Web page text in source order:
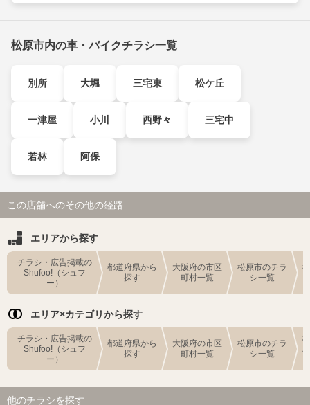
松原市内の車・バイクチラシ一覧
別所 大堀 三宅東 松ケ丘
一津屋 小川 西野々 三宅中
若林 阿保
この店舗へのその他の経路
エリアから探す
チラシ・広告掲載の
Shufoo!（シュフ
ー）
都道府県から
探す
大阪府の市区
町村一覧
松原市のチラ
シ一覧
エリア×カテゴリから探す
チラシ・広告掲載の
Shufoo!（シュフ
ー）
都道府県から
探す
大阪府の市区
町村一覧
松原市のチラ
シ一覧
他のチラシを探す